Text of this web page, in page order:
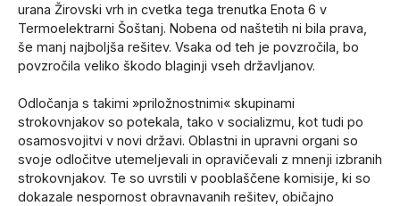
urana Žirovski vrh in cvetka tega trenutka Enota 6 v
Termoelektrarni Šoštanj. Nobena od naštetih ni bila prava,
še manj najboljša rešitev. Vsaka od teh je povzročila, bo
povzročila veliko škodo blaginji vseh državljanov.
Odločanja s takimi »priložnostnimi« skupinami
strokovnjakov so potekala, tako v socializmu, kot tudi po
osamosvojitvi v novi državi. Oblastni in upravni organi so
svoje odločitve utemeljevali in opravičevali z mnenji izbranih
strokovnjakov. Te so uvrstili v pooblaščene komisije, ki so
dokazale nespornost obravnavanih rešitev, običajno